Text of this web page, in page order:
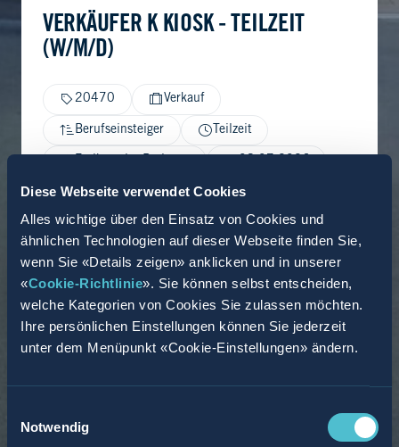
Diese Webseite verwendet Cookies
Alles wichtige über den Einsatz von Cookies und
ähnlichen Technologien auf dieser Webseite finden Sie,
wenn Sie «Details zeigen» anklicken und in unserer
«Cookie-Richtlinie». Sie können selbst entscheiden,
welche Kategorien von Cookies Sie zulassen möchten.
Ihre persönlichen Einstellungen können Sie jederzeit
unter dem Menüpunkt «Cookie-Einstellungen» ändern.
Notwendig
VERKÄUFER K KIOSK - TEILZEIT
(W/M/D)
20470 Verkauf
Berufseinsteiger Teilzeit